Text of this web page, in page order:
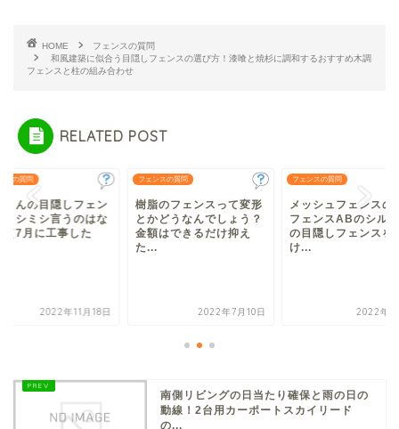
HOME
フェンスの質問
和風建築に似合う目隠しフェンスの選び方！漆喰と焼杉に調和するおすすめ木調
フェンスと柱の組み合わせ
RELATED POST
スの質問
さんの目隠しフェン
ミシミシ言うのはな
（7月に工事した
2022年11月18日
フェンスの質問
樹脂のフェンスって変形
とかどうなんでしょう？
金額はできるだけ抑え
た...
2022年7月10日
フェンスの質問
メッシュフェンスの
フェンスABのシル
の目隠しフェンスを
け...
2022年4
南側リビングの日当たり確保と雨の日の
動線！2台用カーポートスカイリード
の...